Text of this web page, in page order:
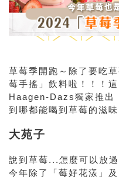
草莓季開跑～除了要吃
莓手搖」飲料啦！！！
Haagen-Dazs獨家推出
到哪都能喝到草莓的滋
大苑子
說到草莓...怎麼可以放
今年除了「莓好花漾」